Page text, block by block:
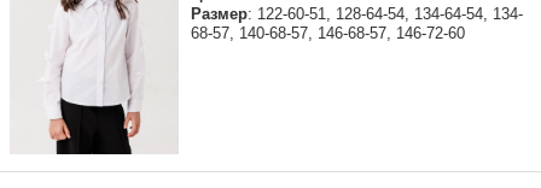
Размер: 122-60-51, 128-64-54, 134-64-54, 134-
68-57, 140-68-57, 146-68-57, 146-72-60